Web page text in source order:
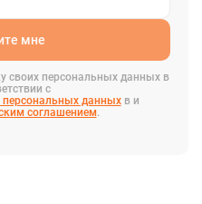
мне
своих персональных данных в
с
данныхв и
соглашением.